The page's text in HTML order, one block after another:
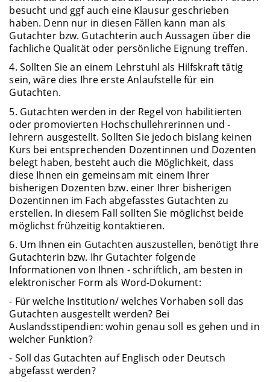
besucht und ggf auch eine Klausur geschrieben
haben. Denn nur in diesen Fällen kann man als
Gutachter bzw. Gutachterin auch Aussagen über die
fachliche Qualität oder persönliche Eignung treffen.
4. Sollten Sie an einem Lehrstuhl als Hilfskraft tätig
sein, wäre dies Ihre erste Anlaufstelle für ein
Gutachten.
5. Gutachten werden in der Regel von habilitierten
oder promovierten Hochschullehrerinnen und -
lehrern ausgestellt. Sollten Sie jedoch bislang keinen
Kurs bei entsprechenden Dozentinnen und Dozenten
belegt haben, besteht auch die Möglichkeit, dass
diese Ihnen ein gemeinsam mit einem Ihrer
bisherigen Dozenten bzw. einer Ihrer bisherigen
Dozentinnen im Fach abgefasstes Gutachten zu
erstellen. In diesem Fall sollten Sie möglichst beide
möglichst frühzeitig kontaktieren.
6. Um Ihnen ein Gutachten auszustellen, benötigt Ihre
Gutachterin bzw. Ihr Gutachter folgende
Informationen von Ihnen - schriftlich, am besten in
elektronischer Form als Word-Dokument:
- Für welche Institution/ welches Vorhaben soll das
Gutachten ausgestellt werden? Bei
Auslandsstipendien: wohin genau soll es gehen und in
welcher Funktion?
- Soll das Gutachten auf Englisch oder Deutsch
abgefasst werden?